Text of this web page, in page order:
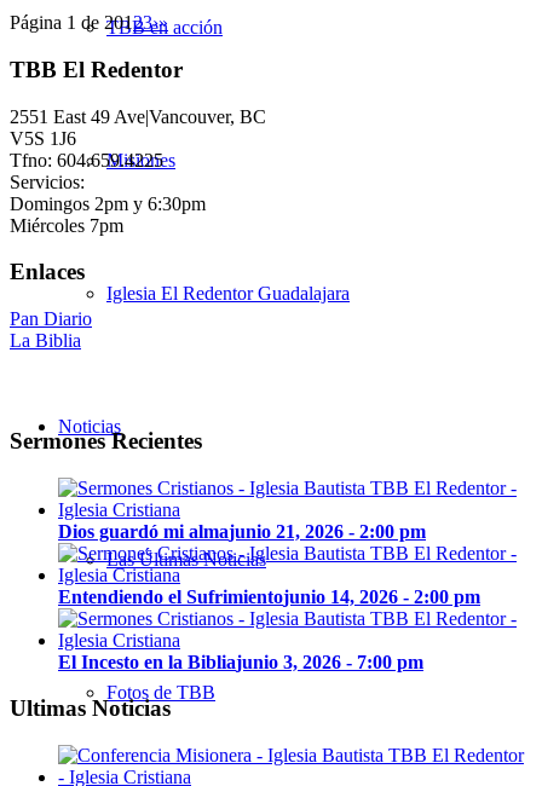
TBB en acción
Misiones
Iglesia El Redentor Guadalajara
Noticias
Las Últimas Noticias
Fotos de TBB
Página 1 de 20123›»
TBB El Redentor
2551 East 49 Ave|Vancouver, BC
V5S 1J6
Tfno: 604.659.4225
Servicios:
Domingos 2pm y 6:30pm
Miércoles 7pm
Enlaces
Pan Diario
La Biblia
Sermones Recientes
Dios guardó mi almajunio 21, 2026 - 2:00 pm
Entendiendo el Sufrimientojunio 14, 2026 - 2:00 pm
El Incesto en la Bibliajunio 3, 2026 - 7:00 pm
Ultimas Noticias